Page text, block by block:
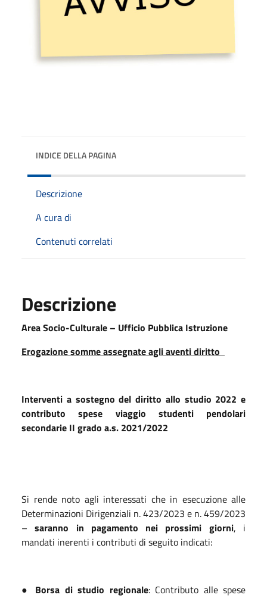
INDICE DELLA PAGINA
Descrizione
A cura di
Contenuti correlati
Descrizione
Area Socio-Culturale – Ufficio Pubblica Istruzione
Erogazione somme assegnate agli aventi diritto
Interventi a sostegno del diritto allo studio 2022 e
contributo spese viaggio studenti pendolari
secondarie II grado a.s. 2021/2022
Si rende noto agli interessati che in esecuzione alle
Determinazioni Dirigenziali n. 423/2023 e n. 459/2023
–saranno in pagamento nei prossimi giorni, i
mandati inerenti i contributi di seguito indicati:
● Borsa di studio regionale: Contributo alle spese